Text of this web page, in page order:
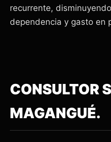
recurrente,
dependencia y gasto en
CONSULTOR
MAGANGUÉ.